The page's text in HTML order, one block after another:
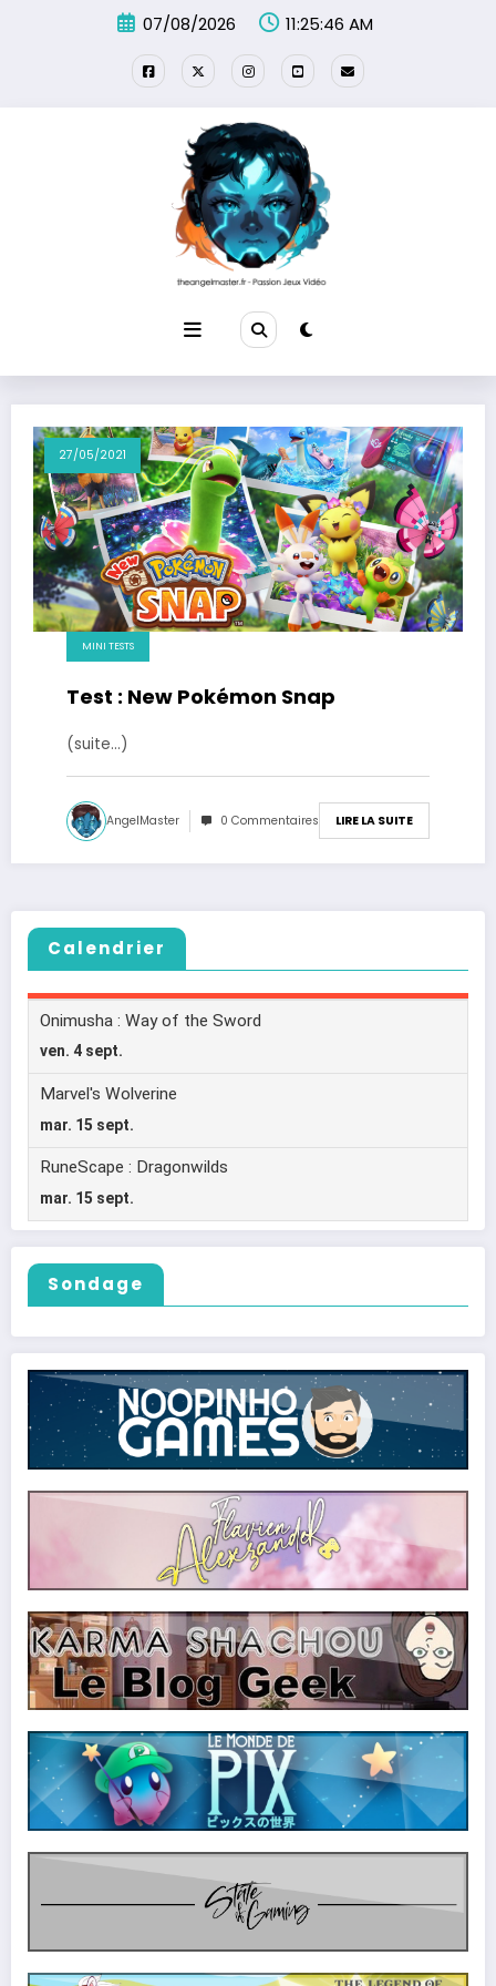
07/08/2026 11:25:46 AM
27/05/2021
MINI TESTS
Test : New Pokémon Snap
(suite…)
AngelMaster 0 Commentaires LIRE LA SUITE
Calendrier
Sondage